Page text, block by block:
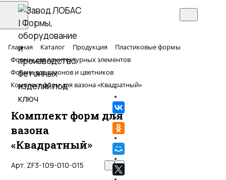
Главная Каталог Продукция
Пластиковые формы
Формы для архитектурных элементов
Формы для вазонов и цветников
Комплект форм для вазона «Квадратный»
Комплект форм для
вазона
«Квадратный»
Арт. ZF3-109-010-015